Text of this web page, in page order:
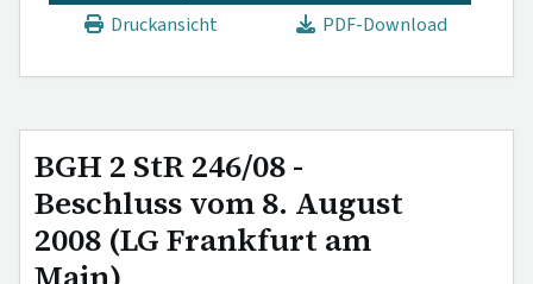
Druckansicht
PDF-Download
BGH 2 StR 246/08 -
Beschluss vom 8. August
2008 (LG Frankfurt am